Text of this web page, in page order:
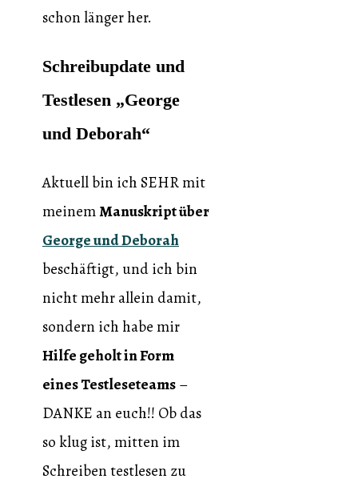
schon länger her.
Schreibupdate und
Testlesen „George
und Deborah“
Aktuell bin ich SEHR mit
meinemManuskript über
George und Deborah
beschäftigt, und ich bin
nicht mehr allein damit,
sondern ich habe mir
Hilfe geholt in Form
eines Testleseteams–
DANKE an euch!! Ob das
so klug ist, mitten im
Schreiben testlesen zu